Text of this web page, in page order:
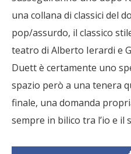
una collana di classici del
pop/assurdo, il classico
teatro di Alberto Ierardi e
Duett è certamente uno
spazio però a una tenera
finale, una domanda
sempre in bilico tra l’io e il